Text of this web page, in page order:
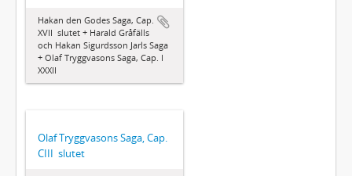
Hakan den Godes Saga, Cap.
XVII  slutet + Harald Gråfälls
och Hakan Sigurdsson Jarls Saga
+ Olaf Tryggvasons Saga, Cap. I 
XXXII
Olaf Tryggvasons Saga, Cap.
CIII  slutet